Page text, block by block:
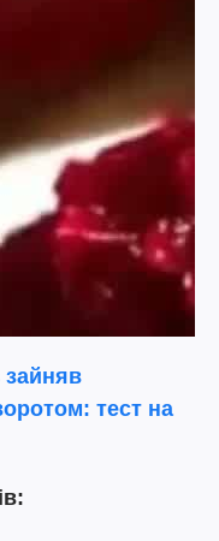
зайняв
тест на